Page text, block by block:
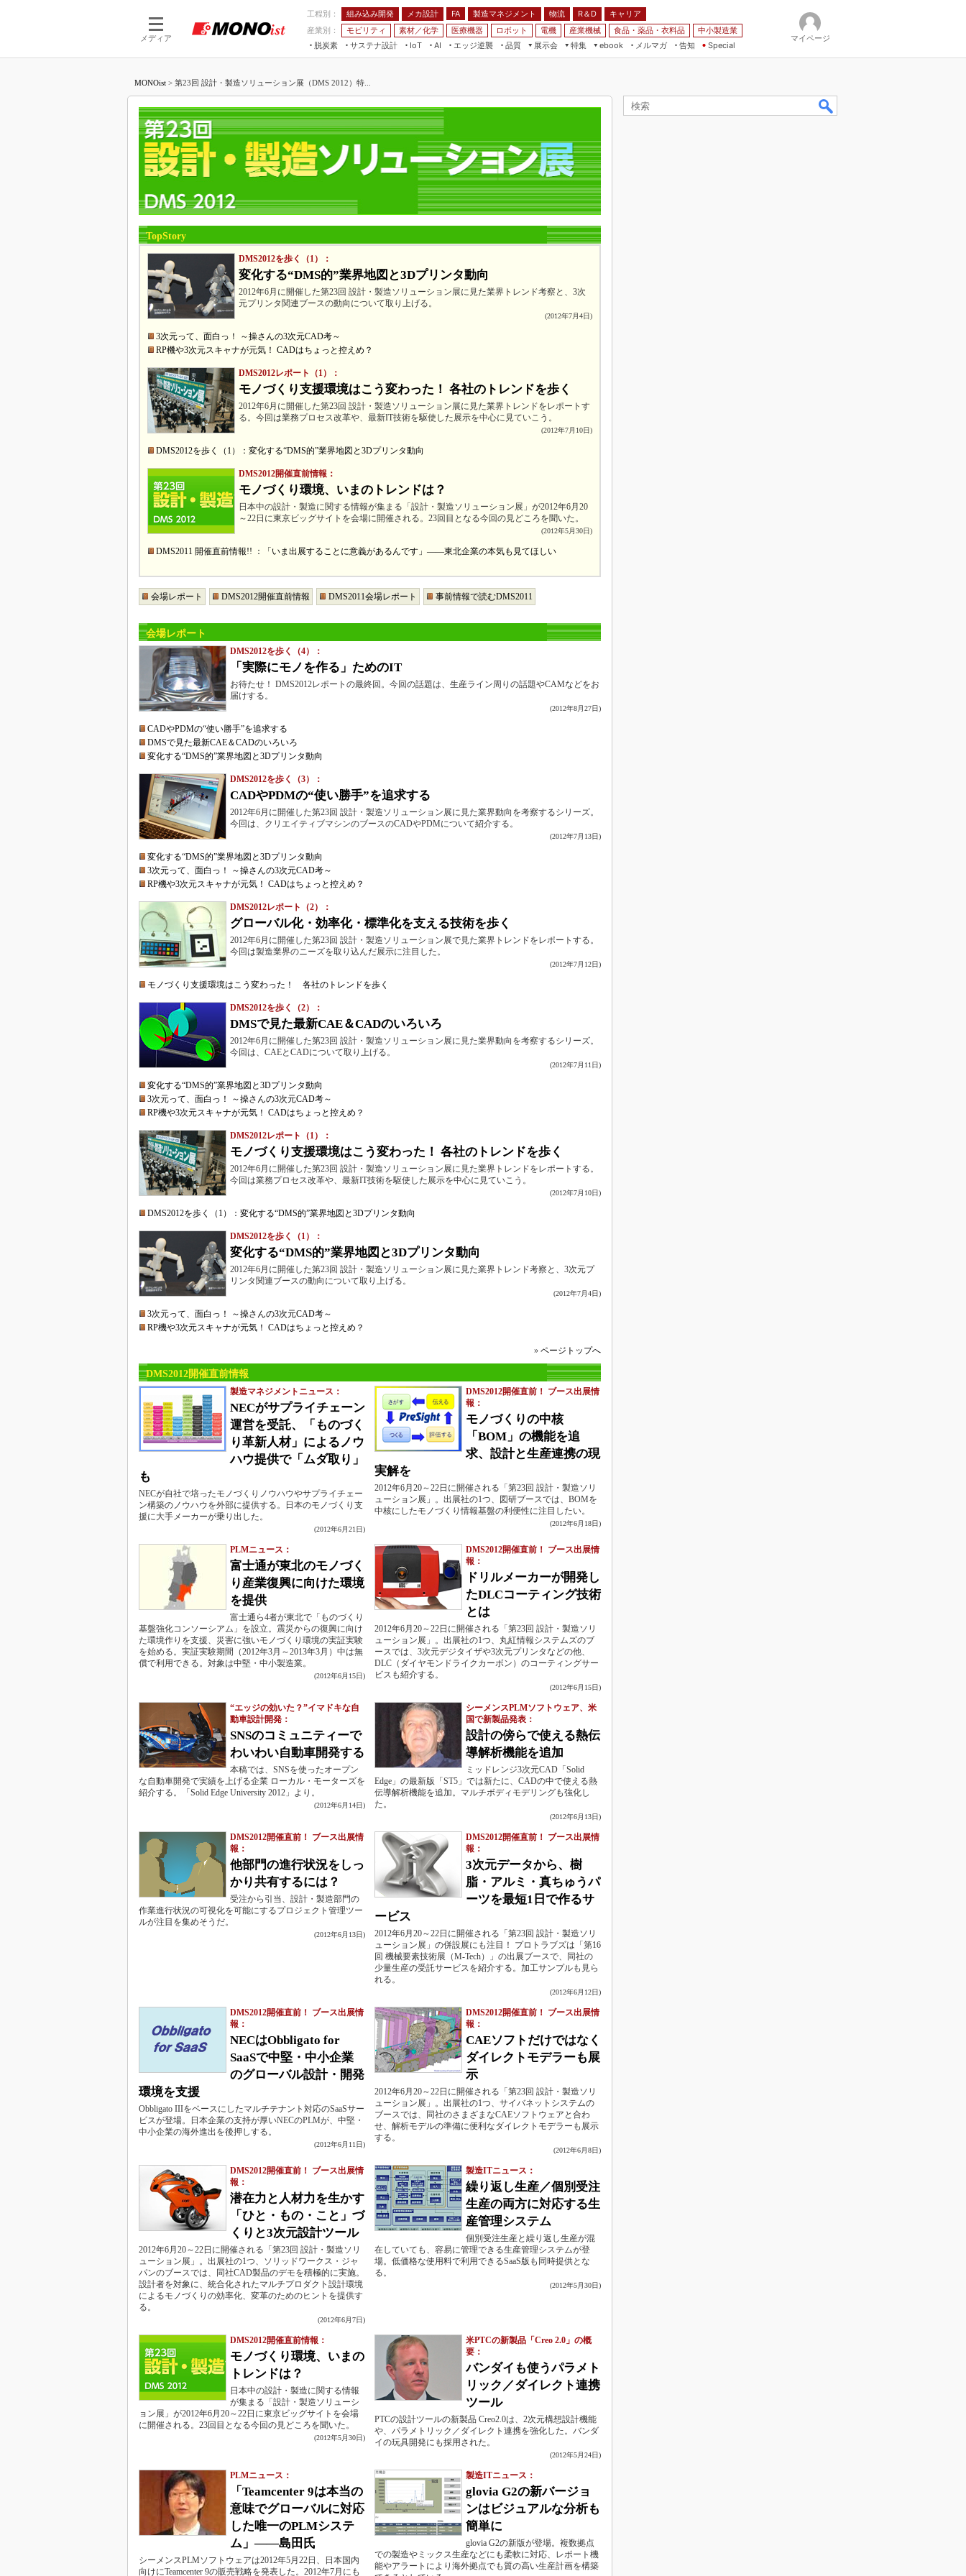
メディア
工程別： 組み込み開発 メカ設計 FA 製造マネジメント 物流 R＆D
キャリア
産業別：
モビリティ 素材／化学 医療機器 ロボット 電機 産業機械 食品・薬品・衣料品
中小製造業
脱炭素
サステナ設計
IoT
つながる工場
つながるサービス
AI
AI×設備保全
Physical AI
エッジ逆襲 品質
展示会
組込み/エッジ コンピューティング
展＆IoT/5Gソリューション展
国際ロボット展
ジャパンモビリティショー
TECHNO-FRONTIER
人テク展
スマート工場EXPO
EdgeTech+
日本ものづくりワールド
特集
5G
VR／AR
フィールドサービス
FPGA
組み込み画像技術
組み込みモデリング
ISO26262
無償設計ツール
インダストリー4.0
イノベーション
植物工場
知財マネジメント
グローバル設計・開発
新型コロナへの対応
ebook
製造マネジメント
モビリティ
素材／化学
メルマガ
告知 Special
マイページ
MONOist > 第23回 設計・製造ソリューション展（DMS 2012）特...
TopStory
DMS2012を歩く（1）：
変化する“DMS的”業界地図と3Dプリンタ動向
2012年6月に開催した第23回 設計・製造ソリューション展に見た業界トレンド考察と、3次
元プリンタ関連ブースの動向について取り上げる。
(2012年7月4日)
3次元って、面白っ！ ～操さんの3次元CAD考～
RP機や3次元スキャナが元気！ CADはちょっと控えめ？
DMS2012レポート（1）：
モノづくり支援環境はこう変わった！ 各社のトレンドを歩く
2012年6月に開催した第23回 設計・製造ソリューション展に見た業界トレンドをレポートす
る。今回は業務プロセス改革や、最新IT技術を駆使した展示を中心に見ていこう。
(2012年7月10日)
DMS2012を歩く（1）：変化する“DMS的”業界地図と3Dプリンタ動向
DMS2012開催直前情報：
モノづくり環境、いまのトレンドは？
日本中の設計・製造に関する情報が集まる「設計・製造ソリューション展」が2012年6月20
～22日に東京ビッグサイトを会場に開催される。23回目となる今回の見どころを聞いた。
(2012年5月30日)
DMS2011 開催直前情報!! ：「いま出展することに意義があるんです」――東北企業の本気も見てほしい
会場レポート DMS2012開催直前情報 DMS2011会場レポート 事前情報で読むDMS2011
会場レポート
DMS2012を歩く（4）：
「実際にモノを作る」ためのIT
お待たせ！ DMS2012レポートの最終回。今回の話題は、生産ライン周りの話題やCAMなどをお
届けする。
(2012年8月27日)
CADやPDMの“使い勝手”を追求する
DMSで見た最新CAE＆CADのいろいろ
変化する“DMS的”業界地図と3Dプリンタ動向
DMS2012を歩く（3）：
CADやPDMの“使い勝手”を追求する
2012年6月に開催した第23回 設計・製造ソリューション展に見た業界動向を考察するシリーズ。
今回は、クリエイティブマシンのブースのCADやPDMについて紹介する。
(2012年7月13日)
変化する“DMS的”業界地図と3Dプリンタ動向
3次元って、面白っ！ ～操さんの3次元CAD考～
RP機や3次元スキャナが元気！ CADはちょっと控えめ？
DMS2012レポート（2）：
グローバル化・効率化・標準化を支える技術を歩く
2012年6月に開催した第23回 設計・製造ソリューション展で見た業界トレンドをレポートする。
今回は製造業界のニーズを取り込んだ展示に注目した。
(2012年7月12日)
モノづくり支援環境はこう変わった！ 各社のトレンドを歩く
DMS2012を歩く（2）：
DMSで見た最新CAE＆CADのいろいろ
2012年6月に開催した第23回 設計・製造ソリューション展に見た業界動向を考察するシリーズ。
今回は、CAEとCADについて取り上げる。
(2012年7月11日)
変化する“DMS的”業界地図と3Dプリンタ動向
3次元って、面白っ！ ～操さんの3次元CAD考～
RP機や3次元スキャナが元気！ CADはちょっと控えめ？
DMS2012レポート（1）：
モノづくり支援環境はこう変わった！ 各社のトレンドを歩く
2012年6月に開催した第23回 設計・製造ソリューション展に見た業界トレンドをレポートする。
今回は業務プロセス改革や、最新IT技術を駆使した展示を中心に見ていこう。
(2012年7月10日)
DMS2012を歩く（1）：変化する“DMS的”業界地図と3Dプリンタ動向
DMS2012を歩く（1）：
変化する“DMS的”業界地図と3Dプリンタ動向
2012年6月に開催した第23回 設計・製造ソリューション展に見た業界トレンド考察と、3次元プ
リンタ関連ブースの動向について取り上げる。
(2012年7月4日)
3次元って、面白っ！ ～操さんの3次元CAD考～
RP機や3次元スキャナが元気！ CADはちょっと控えめ？
» ページトップへ
DMS2012開催直前情報
製造マネジメントニュース：
NECがサプライチェーン
運営を受託、「ものづく
り革新人材」によるノウ
ハウ提供で「ムダ取り」
も
NECが自社で培ったモノづくりノウハウやサプライチェー
ン構築のノウハウを外部に提供する。日本のモノづくり支
援に大手メーカーが乗り出した。
(2012年6月21日)
DMS2012開催直前！ ブース出展情
報：
モノづくりの中核
「BOM」の機能を追
求、設計と生産連携の現
実解を
2012年6月20～22日に開催される「第23回 設計・製造ソリ
ューション展」。出展社の1つ、図研ブースでは、BOMを
中核にしたモノづくり情報基盤の利便性に注目したい。
(2012年6月18日)
PLMニュース：
富士通が東北のモノづく
り産業復興に向けた環境
を提供
富士通ら4者が東北で「ものづくり
基盤強化コンソーシアム」を設立。震災からの復興に向け
た環境作りを支援、災害に強いモノづくり環境の実証実験
を始める。実証実験期間（2012年3月～2013年3月）中は無
償で利用できる。対象は中堅・中小製造業。
(2012年6月15日)
DMS2012開催直前！ ブース出展情
報：
ドリルメーカーが開発し
たDLCコーティング技術
とは
2012年6月20～22日に開催される「第23回 設計・製造ソリ
ューション展」。出展社の1つ、丸紅情報システムズのブ
ースでは、3次元デジタイザや3次元プリンタなどの他、
DLC（ダイヤモンドライクカーボン）のコーティングサー
ビスも紹介する。
(2012年6月15日)
“エッジの効いた？”イマドキな自
動車設計開発：
SNSのコミュニティーで
わいわい自動車開発する
本稿では、SNSを使ったオープン
な自動車開発で実績を上げる企業 ローカル・モーターズを
紹介する。「Solid Edge University 2012」より。
(2012年6月14日)
シーメンスPLMソフトウェア、米
国で新製品発表：
設計の傍らで使える熱伝
導解析機能を追加
ミッドレンジ3次元CAD「Solid
Edge」の最新版「ST5」では新たに、CADの中で使える熱
伝導解析機能を追加。マルチボディモデリングも強化し
た。
(2012年6月13日)
DMS2012開催直前！ ブース出展情
報：
他部門の進行状況をしっ
かり共有するには？
受注から引当、設計・製造部門の
作業進行状況の可視化を可能にするプロジェクト管理ツー
ルが注目を集めそうだ。
(2012年6月13日)
DMS2012開催直前！ ブース出展情
報：
3次元データから、樹
脂・アルミ・真ちゅうパ
ーツを最短1日で作るサ
ービス
2012年6月20～22日に開催される「第23回 設計・製造ソリ
ューション展」の併設展にも注目！ プロトラブズは「第16
回 機械要素技術展（M-Tech）」の出展ブースで、同社の
少量生産の受託サービスを紹介する。加工サンプルも見ら
れる。
(2012年6月12日)
DMS2012開催直前！ ブース出展情
報：
NECはObbligato for
SaaSで中堅・中小企業
のグローバル設計・開発
環境を支援
Obbligato IIIをベースにしたマルチテナント対応のSaaSサー
ビスが登場。日本企業の支持が厚いNECのPLMが、中堅・
中小企業の海外進出を後押しする。
(2012年6月11日)
DMS2012開催直前！ ブース出展情
報：
CAEソフトだけではなく
ダイレクトモデラーも展
示
2012年6月20～22日に開催される「第23回 設計・製造ソリ
ューション展」。出展社の1つ、サイバネットシステムの
ブースでは、同社のさまざまなCAEソフトウェアと合わ
せ、解析モデルの準備に便利なダイレクトモデラーも展示
する。
(2012年6月8日)
DMS2012開催直前！ ブース出展情
報：
潜在力と人材力を生かす
「ひと・もの・こと」づ
くりと3次元設計ツール
2012年6月20～22日に開催される「第23回 設計・製造ソリ
ューション展」。出展社の1つ、ソリッドワークス・ジャ
パンのブースでは、同社CAD製品のデモを積極的に実施。
設計者を対象に、統合化されたマルチプロダクト設計環境
によるモノづくりの効率化、変革のためのヒントを提供す
る。
(2012年6月7日)
製造ITニュース：
繰り返し生産／個別受注
生産の両方に対応する生
産管理システム
個別受注生産と繰り返し生産が混
在していても、容易に管理できる生産管理システムが登
場。低価格な使用料で利用できるSaaS版も同時提供とな
る。
(2012年5月30日)
DMS2012開催直前情報：
モノづくり環境、いまの
トレンドは？
日本中の設計・製造に関する情報
が集まる「設計・製造ソリューシ
ョン展」が2012年6月20～22日に東京ビッグサイトを会場
に開催される。23回目となる今回の見どころを聞いた。
(2012年5月30日)
米PTCの新製品「Creo 2.0」の概
要：
バンダイも使うパラメト
リック／ダイレクト連携
ツール
PTCの設計ツールの新製品 Creo2.0は、2次元構想設計機能
や、パラメトリック／ダイレクト連携を強化した。バンダ
イの玩具開発にも採用された。
(2012年5月24日)
PLMニュース：
「Teamcenter 9は本当の
意味でグローバルに対応
した唯一のPLMシステ
ム」――島田氏
シーメンスPLMソフトウェアは2012年5月22日、日本国内
向けにTeamcenter 9の販売戦略を発表した。2012年7月にも
製造ITニュース：
glovia G2の新バージョ
ンはビジュアルな分析も
簡単に
glovia G2の新版が登場。複数拠点
での製造やミックス生産などにも柔軟に対応、レポート機
能やアラートにより海外拠点でも質の高い生産計画を構築